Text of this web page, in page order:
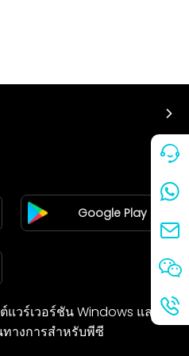
Google Play
ร์เวอร์ชัน Windows และ
ทางการสำหรับพีซี